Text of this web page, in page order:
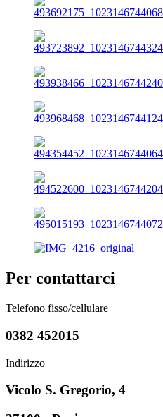
Per contattarci
Telefono fisso/cellulare
0382 452015
Indirizzo
Vicolo S. Gregorio, 4